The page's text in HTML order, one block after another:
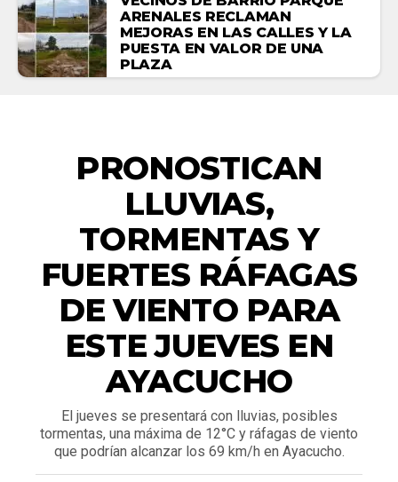
ARENALES RECLAMAN
MEJORAS EN LAS CALLES Y LA
PUESTA EN VALOR DE UNA
PLAZA
PRONOSTICAN
LLUVIAS,
TORMENTAS Y
FUERTES RÁFAGAS
DE VIENTO PARA
ESTE JUEVES EN
AYACUCHO
El jueves se presentará con lluvias, posibles
tormentas, una máxima de 12°C y ráfagas de viento
que podrían alcanzar los 69 km/h en Ayacucho.